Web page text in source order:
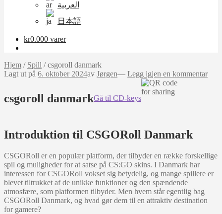
العربية
日本語
kr0.000 varer
Hjem / Spill /csgoroll danmark
Lagt ut på 6. oktober 2024av Jørgen— Legg igjen en kommentar
csgoroll danmarkGå til CD-keys
Introduktion til CSGORoll Danmark
CSGORoll er en populær platform, der tilbyder en række forskellige
spil og muligheder for at satse på CS:GO skins. I Danmark har
interessen for CSGORoll vokset sig betydelig, og mange spillere er
blevet tiltrukket af de unikke funktioner og den spændende
atmosfære, som platformen tilbyder. Men hvem står egentlig bag
CSGORoll Danmark, og hvad gør dem til en attraktiv destination
for gamere?